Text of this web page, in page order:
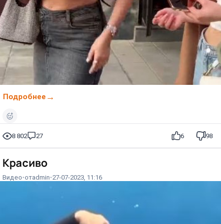
Подробнее
8 802 27 6 98
Красиво⁠⁠
Видео отadmin 27-07-2023, 11:16